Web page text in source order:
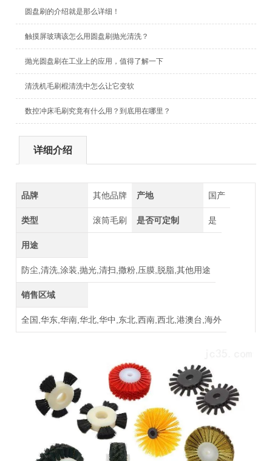
圆盘刷的介绍就是那么详细！
触摸屏玻璃该怎么用圆盘刷抛光清洗？
抛光圆盘刷在工业上的应用，值得了解一下
清洗机毛刷棍清洗中怎么让它变软
数控冲床毛刷究竟有什么用？到底用在哪里？
详细介绍
品牌 其他品牌 产地 国产
类型 滚筒毛刷 是否可定制 是
用途
防尘,清洗,涂装,抛光,清扫,撒粉,压膜,脱脂,其他用途
销售区域
全国,华东,华南,华北,华中,东北,西南,西北,港澳台,海外